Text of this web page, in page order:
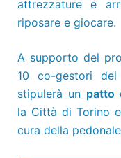
attrezzature e
riposare e giocare.
A supporto del
10 co-gestori
stipulerà un patto
la Città di Torino
cura della